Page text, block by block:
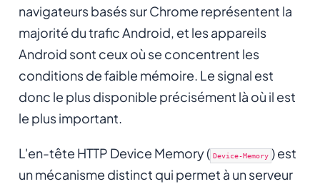
navigateurs basés sur Chrome représentent la
majorité du trafic Android, et les appareils
Android sont ceux où se concentrent les
conditions de faible mémoire. Le signal est
donc le plus disponible précisément là où il est
le plus important.
L'en-tête HTTP Device Memory ( Device-Memory ) est
un mécanisme distinct qui permet à un serveur